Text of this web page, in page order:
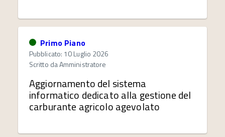
Primo Piano
Pubblicato: 10 Luglio 2026
Scritto daAmministratore
Aggiornamento del sistema
informatico dedicato alla gestione del
carburante agricolo agevolato